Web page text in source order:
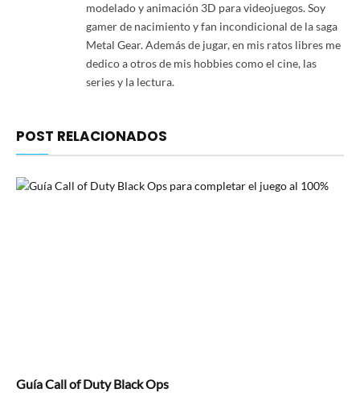
modelado y animación 3D para videojuegos. Soy
gamer de nacimiento y fan incondicional de la saga
Metal Gear. Además de jugar, en mis ratos libres me
dedico a otros de mis hobbies como el cine, las
series y la lectura.
POST RELACIONADOS
Guía Call of Duty Black Ops